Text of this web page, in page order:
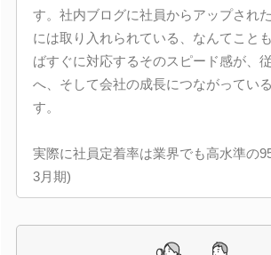
す。社内ブログに社員からアップされ
には取り入れられている、なんてこと
ばすぐに対応するそのスピード感が、
へ、そして会社の成長につながってい
す。
実際に社員定着率は業界でも高水準の
3月期)